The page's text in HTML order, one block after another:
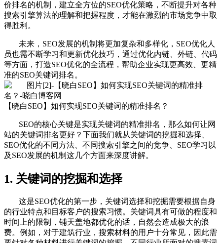
价排名的机制，建立全方位的SEO优化策略，不断提升对各种
搜索引擎算法的理解和把握程度，才能在激烈的市场竞争中取
得胜利。
未来，SEO发展的机制将更加复杂和多样化，SEO优化人
员也需不断学习和更新优化技巧，通过优化内链、外链、代码
等方面，打造SEO优化的全流程，帮助企业实现更高效、更精
准的SEO关键词排名。
【晓白SEO】如何实现SEO关键词的精准排名？
SEO的核心关键是实现关键词的精准排名，那么如何让网
站的关键词排名更好？下面我们就从关键词的挖掘和选择、
SEO优化的不同方法、不同搜索引擎之间的竞争、SEO学习以
及SEO发展的机制这几个方面来深度讲解。
1. 关键词的挖掘和选择
这是SEO优化的第一步，关键词选择和挖掘需要根据自身
的行业特点和目标客户的搜索习惯。关键词具有可做的程度和
时间上的限制，铺天盖地都优化的话，自然会造成极大的浪
费。例如，对于建筑行业，搜索材料的用户十分常见，因此需